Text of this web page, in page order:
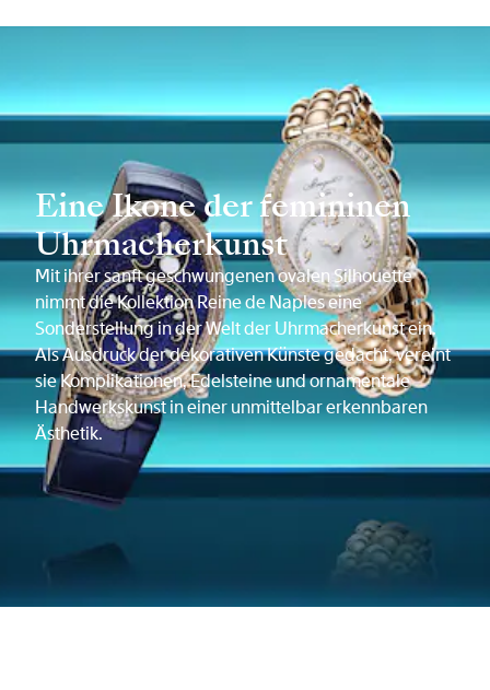
Eine Ikone der femininen
Uhrmacherkunst
Mit ihrer sanft geschwungenen ovalen Silhouette
nimmt die Kollektion Reine de Naples eine
Sonderstellung in der Welt der Uhrmacherkunst ein.
Als Ausdruck der dekorativen Künste gedacht, vereint
sie Komplikationen, Edelsteine und ornamentale
Handwerkskunst in einer unmittelbar erkennbaren
Ästhetik.